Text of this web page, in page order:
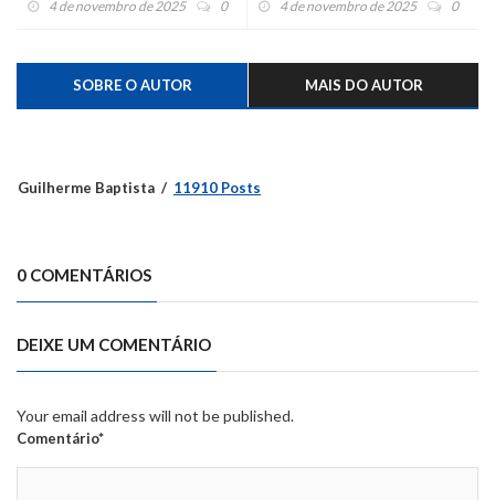
4 de novembro de 2025 0 4 de novembro de 2025 0
SOBRE O AUTOR MAIS DO AUTOR
Guilherme Baptista 11910 Posts
0 COMENTÁRIOS
DEIXE UM COMENTÁRIO
Your email address will not be published.
Comentário*